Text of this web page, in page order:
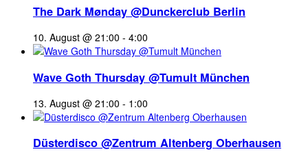
The Dark Mønday @Dunckerclub Berlin
10. August @ 21:00 - 4:00
Wave Goth Thursday @Tumult München
13. August @ 21:00 - 1:00
Düsterdisco @Zentrum Altenberg Oberhausen